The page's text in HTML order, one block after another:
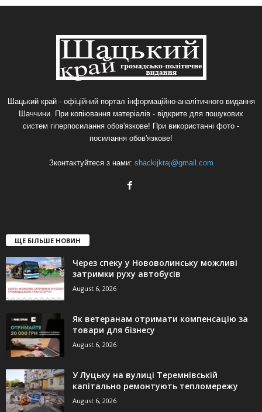
Шацький край - офіційний портал інформаційно-аналітичного видання
Шаччини. При копіювання матеріалів - відкрите для пошукових
систем гіперпосилання обов'язкове! При використанні фото -
посилання обов'язкове!
Зконтактуйтеся з нами: shackijkraj@gmail.com
ЩЕ БІЛЬШЕ НОВИН
Через спеку у Нововолинську можливі
затримки руху автобусів
August 6, 2026
Як ветеранам отримати компенсацію за
товари для бізнесу
August 6, 2026
У Луцьку на вулиці Теремнівській
капітально ремонтують тепломережу
August 6, 2026